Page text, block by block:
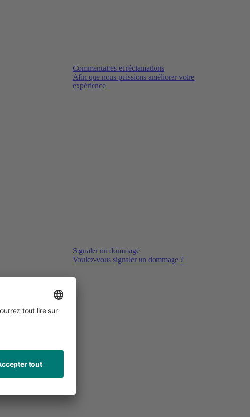
Commentaires et réclamations
Afin que nous puissions améliorer votre
expérience
Signaler un dommage
Voulez-vous signaler un dommage ?